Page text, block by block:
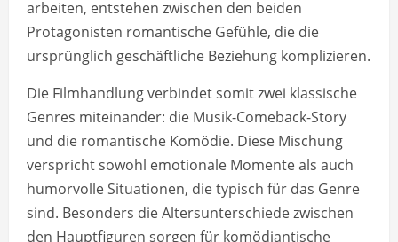
arbeiten, entstehen zwischen den beiden
Protagonisten romantische Gefühle, die die
ursprünglich geschäftliche Beziehung komplizieren.
Die Filmhandlung verbindet somit zwei klassische
Genres miteinander: die Musik-Comeback-Story
und die romantische Komödie. Diese Mischung
verspricht sowohl emotionale Momente als auch
humorvolle Situationen, die typisch für das Genre
sind. Besonders die Altersunterschiede zwischen
den Hauptfiguren sorgen für komödiantische